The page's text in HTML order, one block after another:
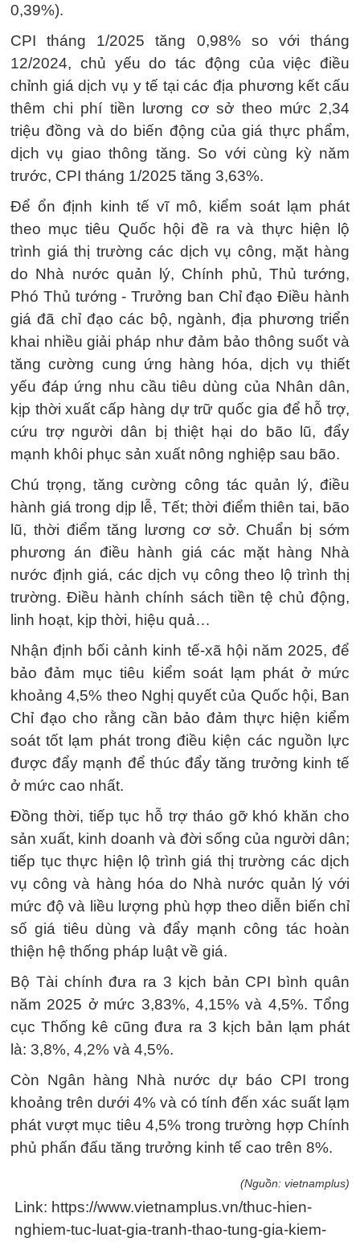
0,39%).
CPI tháng 1/2025 tăng 0,98% so với tháng
12/2024, chủ yếu do tác động của việc điều
chỉnh giá dịch vụ y tế tại các địa phương kết cấu
thêm chi phí tiền lương cơ sở theo mức 2,34
triệu đồng và do biến động của giá thực phẩm,
dịch vụ giao thông tăng. So với cùng kỳ năm
trước, CPI tháng 1/2025 tăng 3,63%.
Để ổn định kinh tế vĩ mô, kiểm soát lạm phát
theo mục tiêu Quốc hội đề ra và thực hiện lộ
trình giá thị trường các dịch vụ công, mặt hàng
do Nhà nước quản lý, Chính phủ, Thủ tướng,
Phó Thủ tướng - Trưởng ban Chỉ đạo Điều hành
giá đã chỉ đạo các bộ, ngành, địa phương triển
khai nhiều giải pháp như đảm bảo thông suốt và
tăng cường cung ứng hàng hóa, dịch vụ thiết
yếu đáp ứng nhu cầu tiêu dùng của Nhân dân,
kịp thời xuất cấp hàng dự trữ quốc gia để hỗ trợ,
cứu trợ người dân bị thiệt hại do bão lũ, đẩy
mạnh khôi phục sản xuất nông nghiệp sau bão.
Chú trọng, tăng cường công tác quản lý, điều
hành giá trong dịp lễ, Tết; thời điểm thiên tai, bão
lũ, thời điểm tăng lương cơ sở. Chuẩn bị sớm
phương án điều hành giá các mặt hàng Nhà
nước định giá, các dịch vụ công theo lộ trình thị
trường. Điều hành chính sách tiền tệ chủ động,
linh hoạt, kịp thời, hiệu quả…
Nhận định bối cảnh kinh tế-xã hội năm 2025, để
bảo đảm mục tiêu kiểm soát lạm phát ở mức
khoảng 4,5% theo Nghị quyết của Quốc hội, Ban
Chỉ đạo cho rằng cần bảo đảm thực hiện kiểm
soát tốt lạm phát trong điều kiện các nguồn lực
được đẩy mạnh để thúc đẩy tăng trưởng kinh tế
ở mức cao nhất.
Đồng thời, tiếp tục hỗ trợ tháo gỡ khó khăn cho
sản xuất, kinh doanh và đời sống của người dân;
tiếp tục thực hiện lộ trình giá thị trường các dịch
vụ công và hàng hóa do Nhà nước quản lý với
mức độ và liều lượng phù hợp theo diễn biến chỉ
số giá tiêu dùng và đẩy mạnh công tác hoàn
thiện hệ thống pháp luật về giá.
Bộ Tài chính đưa ra 3 kịch bản CPI bình quân
năm 2025 ở mức 3,83%, 4,15% và 4,5%. Tổng
cục Thống kê cũng đưa ra 3 kịch bản lạm phát
là: 3,8%, 4,2% và 4,5%.
Còn Ngân hàng Nhà nước dự báo CPI trong
khoảng trên dưới 4% và có tính đến xác suất lạm
phát vượt mục tiêu 4,5% trong trường hợp Chính
phủ phấn đấu tăng trưởng kinh tế cao trên 8%.
(Nguồn: vietnamplus)
Link: https://www.vietnamplus.vn/thuc-hien-
nghiem-tuc-luat-gia-tranh-thao-tung-gia-kiem-